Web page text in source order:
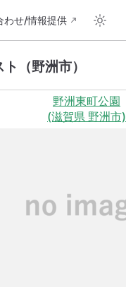
わせ/情報提供
（野洲市）
野洲東町公園
(滋賀県 野洲市)